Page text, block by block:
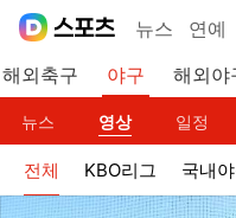
뉴스 연예
해외축구 야구 해외야
뉴스 영상 일정
전체 KBO리그 국내